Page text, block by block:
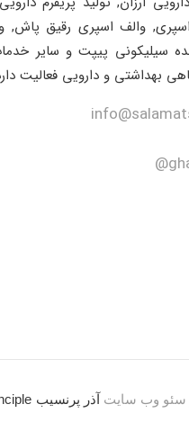
اسپری, والف اسپری رقیق
سیلیکونی پیپت و سایر
بهداشتی و دارویی فعالیت
سئو وب سایت آذر پرنسیب